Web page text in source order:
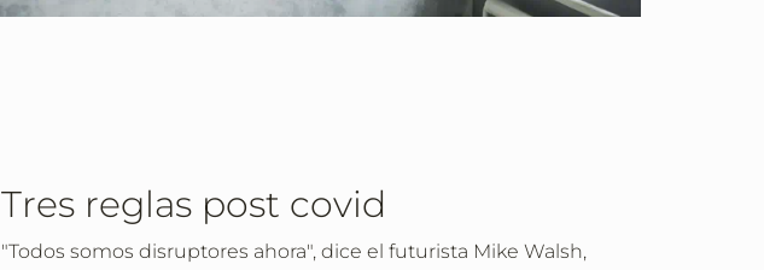
Tres reglas post covid
"Todos somos disruptores ahora", dice el futurista Mike Walsh,